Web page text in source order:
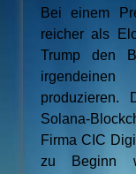
Bei einem
reicher als
Trump den
produzieren.
Solana-
Firma CIC
zu Beginn